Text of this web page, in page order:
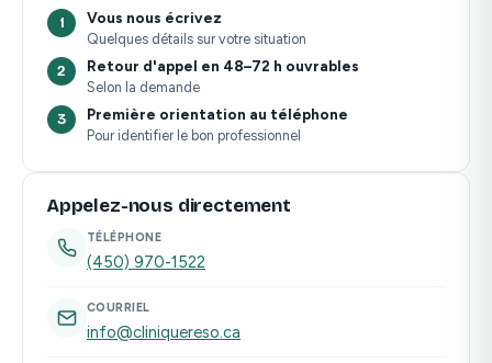
1 Vous nous écrivez
Quelques détails sur votre situation
2 Retour d'appel en 48–72 h ouvrables
Selon la demande
3 Première orientation au téléphone
Pour identifier le bon professionnel
Appelez-nous directement
TÉLÉPHONE
(450) 970-1522
COURRIEL
info@cliniquereso.ca